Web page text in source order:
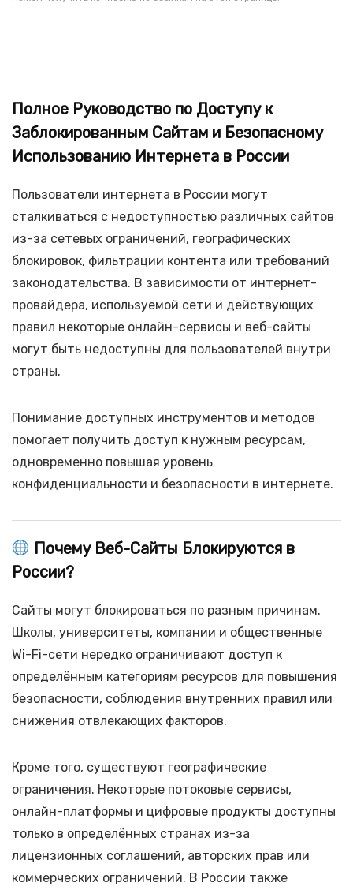
Полное Руководство по Доступу к
Заблокированным Сайтам и Безопасному
Использованию Интернета в России
Пользователи интернета в России могут
сталкиваться с недоступностью различных сайтов
из-за сетевых ограничений, географических
блокировок, фильтрации контента или требований
законодательства. В зависимости от интернет-
провайдера, используемой сети и действующих
правил некоторые онлайн-сервисы и веб-сайты
могут быть недоступны для пользователей внутри
страны.
Понимание доступных инструментов и методов
помогает получить доступ к нужным ресурсам,
одновременно повышая уровень
конфиденциальности и безопасности в интернете.
Почему Веб-Сайты Блокируются в
России?
Сайты могут блокироваться по разным причинам.
Школы, университеты, компании и общественные
Wi-Fi-сети нередко ограничивают доступ к
определённым категориям ресурсов для повышения
безопасности, соблюдения внутренних правил или
снижения отвлекающих факторов.
Кроме того, существуют географические
ограничения. Некоторые потоковые сервисы,
онлайн-платформы и цифровые продукты доступны
только в определённых странах из-за
лицензионных соглашений, авторских прав или
коммерческих ограничений. В России также